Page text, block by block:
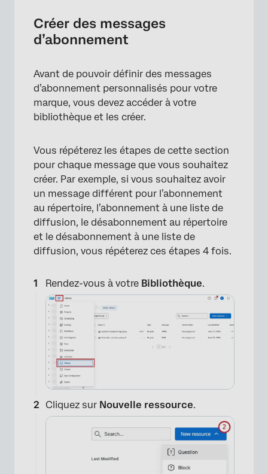
Créer des messages
d’abonnement
Avant de pouvoir définir des messages
d’abonnement personnalisés pour votre
marque, vous devez accéder à votre
bibliothèque et les créer.
Vous répéterez les étapes de cette section
pour chaque message que vous souhaitez
créer. Par exemple, si vous souhaitez avoir
un message différent pour l’abonnement
au répertoire, l’abonnement à une liste de
diffusion, le désabonnement au répertoire
et le désabonnement à une liste de
diffusion, vous répéterez ces étapes 4 fois.
Rendez-vous à votre Bibliothèque.
Cliquez sur Nouvelle ressource.